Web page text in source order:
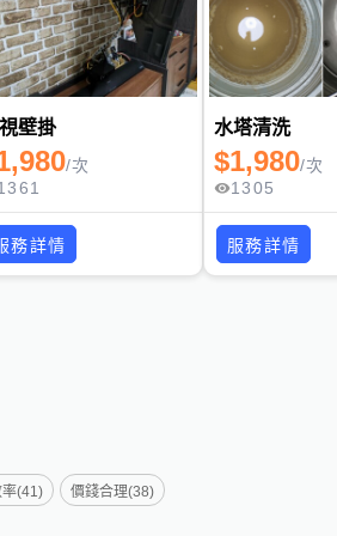
壁掛
/次
務詳情
水塔清洗
$1,980/次
1305
服務詳情
(41) 價錢合理(38)